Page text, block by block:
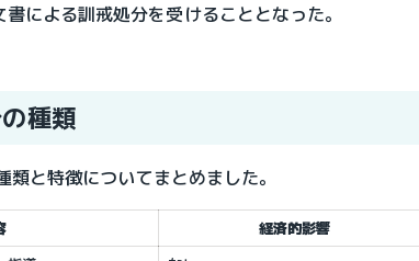
による訓戒処分を受けることとなった。
種類
と特徴についてまとめました。
経済的影響